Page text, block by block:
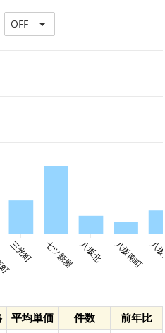
OFF
三光町 七ツ新屋 八坂北 八坂南町 八
平均単価 件数
前年比